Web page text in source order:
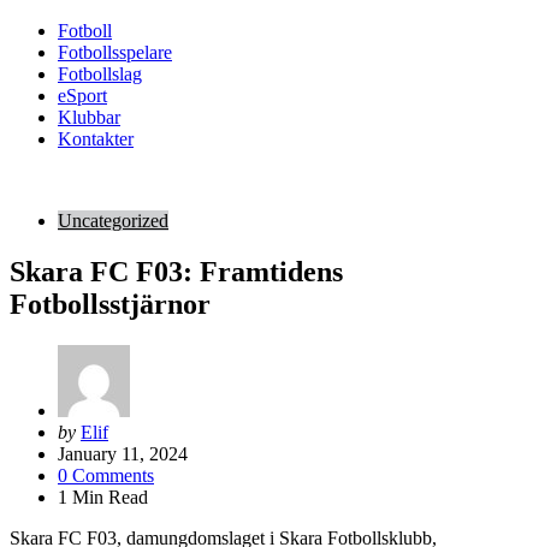
Fotboll
Fotbollsspelare
Fotbollslag
eSport
Klubbar
Kontakter
Uncategorized
Skara FC F03: Framtidens
Fotbollsstjärnor
Posted
by
by Elif
January 11, 2024
0 Comments
1 Min Read
Skara FC F03, damungdomslaget i Skara Fotbollsklubb,